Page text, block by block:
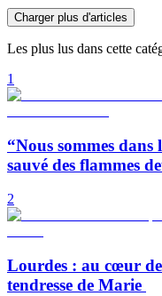
Charger plus d'articles
Les plus lus dans cette
1
“Nous sommes
sauvé des flammes
2
Lourdes : au cœur
tendresse de Marie